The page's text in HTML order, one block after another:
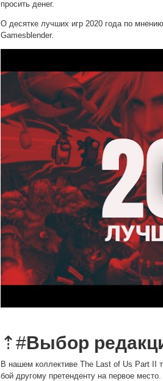
просить денег.
О десятке лучших игр 2020 года по
Gamesblender.
⇡#Выбор
В нашем коллективе The Last of Us Part II
бой другому претенденту на первое